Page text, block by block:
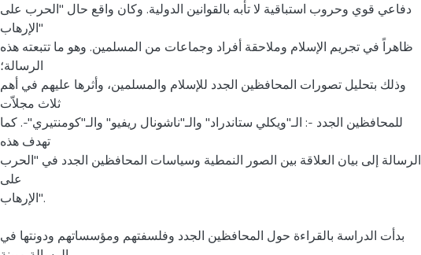
دفاعي قوي وحروب استباقية لا تأبه بالقوانين الدولية. وكان واقع حال "الحرب على
الإرهاب"
ظاهراً في تجريم الإسلام وملاحقة أفراد وجماعات من المسلمين. وهو ما تتبعته هذه
الرسالة؛
وذلك بتحليل تصورات المحافظين الجدد للإسلام والمسلمين، وأثرها عليهم في أهم
ثلاث مجلاّت
للمحافظين الجدد -: الـ"ويكلي ستاندراد" والـ"ناشونال ريفيو" والـ"كومنتيري"-. كما
تهدف هذه
الرسالة إلى بيان العلاقة بين الصور النمطية وسياسات المحافظين الجدد في "الحرب
على
الإرهاب".
بدأت الدراسة بالقراءة حول المحافظين الجدد وفلسفتهم ومؤسساتهم ودونتها في